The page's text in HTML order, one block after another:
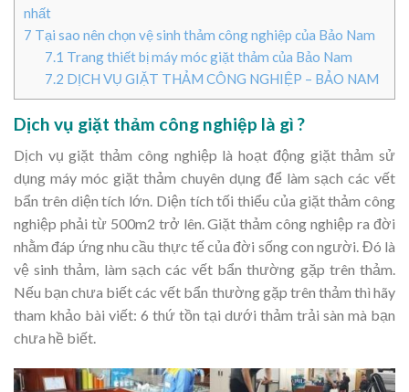
nhất
7 Tại sao nên chọn vệ sinh thảm công nghiệp của Bảo Nam
7.1 Trang thiết bị máy móc giặt thảm của Bảo Nam
7.2 DỊCH VỤ GIẶT THẢM CÔNG NGHIỆP – BẢO NAM
Dịch vụ giặt thảm công nghiệp là gì ?
Dịch vụ giặt thảm công nghiệp là hoạt động giặt thảm sử
dụng máy móc giặt thảm chuyên dụng để làm sạch các vết
bẩn trên diện tích lớn. Diện tích tối thiểu của giặt thảm công
nghiệp phải từ 500m2 trở lên. Giặt thảm công nghiệp ra đời
nhằm đáp ứng nhu cầu thực tế của đời sống con người. Đó là
vệ sinh thảm, làm sạch các vết bẩn thường gặp trên thảm.
Nếu bạn chưa biết các vết bẩn thường gặp trên thảm thì hãy
tham khảo bài viết: 6 thứ tồn tại dưới thảm trải sàn mà bạn
chưa hề biết.